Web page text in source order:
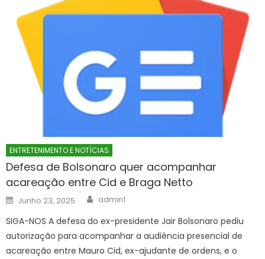
ENTRETENIMENTO E NOTÍCIAS
Defesa de Bolsonaro quer acompanhar
acareação entre Cid e Braga Netto
Posted
on
Junho 23, 2025 Author
admin1
SIGA-NOS A defesa do ex-presidente Jair Bolsonaro pediu
autorização para acompanhar a audiência presencial de
acareação entre Mauro Cid, ex-ajudante de ordens, e o